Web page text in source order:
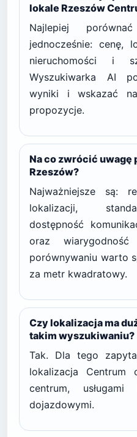
lokale Rzeszów
Najlepiej
jednocześnie: cenę,
nieruchomości i
Wyszukiwarka AI
wyniki i wskazać
propozycje.
Na co zwrócić uwagę
Rzeszów?
Najważniejsze są:
lokalizacji,
dostępność
oraz
porównywaniu warto
za metr kwadratowy.
Czy lokalizacja ma
takim wyszukiwaniu?
Tak. Dla tego
lokalizacja Centrum
centrum,
dojazdowymi.